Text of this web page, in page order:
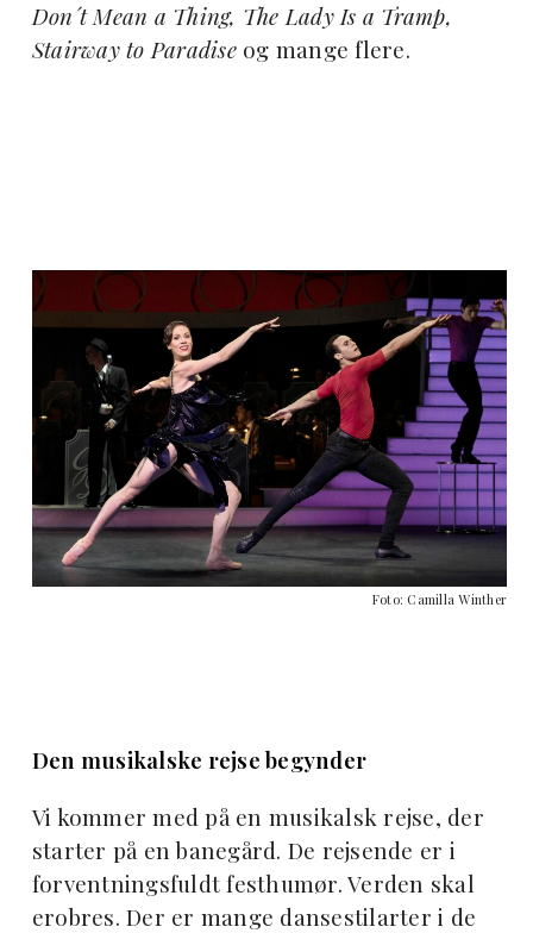
Don´t Mean a Thing, The Lady Is a Tramp,
Stairway to Paradiseog mange flere.
Foto: Camilla Winther
Den musikalske rejse begynder
Vi kommer med på en musikalsk rejse, der
starter på en banegård. De rejsende er i
forventningsfuldt festhumør. Verden skal
erobres. Der er mange dansestilarter i de